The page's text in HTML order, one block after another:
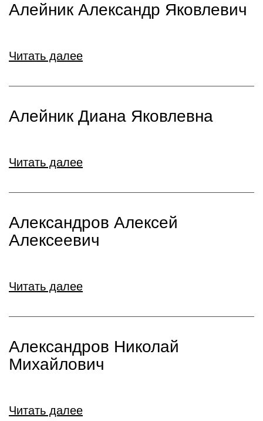
Алейник Александр Яковлевич
Читать далее
Алейник Диана Яковлевна
Читать далее
Александров Алексей
Алексеевич
Читать далее
Александров Николай
Михайлович
Читать далее